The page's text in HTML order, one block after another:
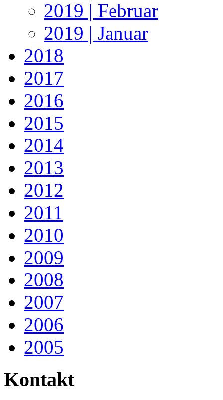
2019 | Februar
2019 | Januar
2018
2017
2016
2015
2014
2013
2012
2011
2010
2009
2008
2007
2006
2005
Kontakt